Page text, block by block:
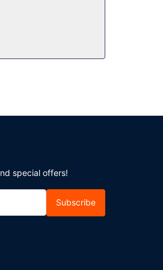
con il tuo drink
tutti i giorni
special offers!
Subscribe